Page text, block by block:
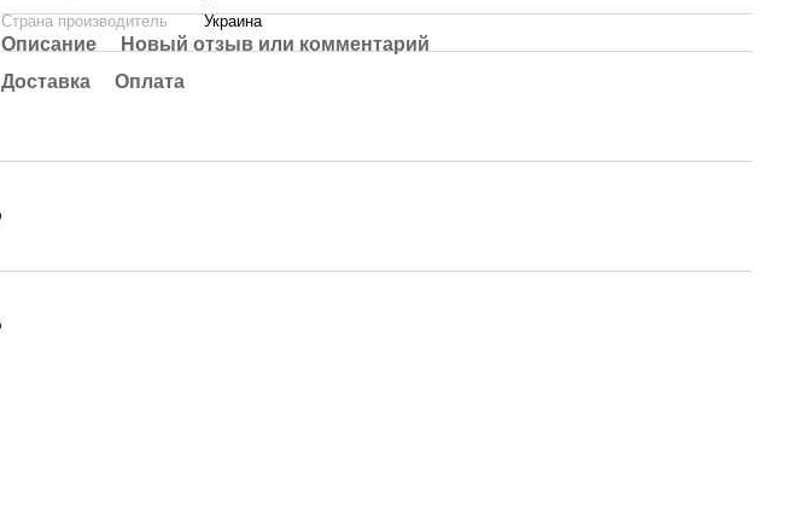
Страна производитель
Украина
Описание
Новый отзыв или комментарий
Доставка
Оплата